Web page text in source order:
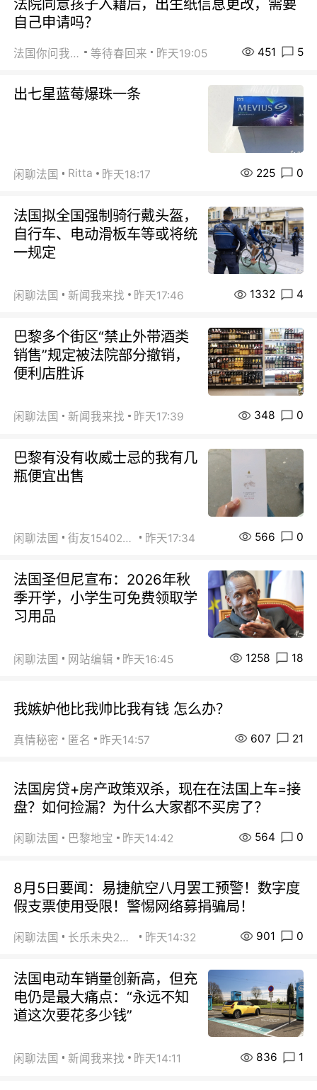
法院同意孩子入籍后，出生纸信息更改，需要
自己申请吗？
法国你问我答 等待春回来 昨天19:05 451 5
出七星蓝莓爆珠一条
闲聊法国 Ritta 昨天18:17 225 0
法国拟全国强制骑行戴头盔，
自行车、电动滑板车等或将统
一规定
闲聊法国 新闻我来找 昨天17:46 1332 4
巴黎多个街区“禁止外带酒类
销售”规定被法院部分撤销，
便利店胜诉
闲聊法国 新闻我来找 昨天17:39 348 0
巴黎有没有收威士忌的我有几
瓶便宜出售
闲聊法国 街友15402223 昨天17:34 566 0
法国圣但尼宣布：2026年秋
季开学，小学生可免费领取学
习用品
闲聊法国 网站编辑 昨天16:45 1258 18
我嫉妒他比我帅比我有钱 怎么办？
真情秘密 匿名 昨天14:57 607 21
法国房贷+房产政策双杀，现在在法国上车=接
盘？如何捡漏？为什么大家都不买房了？
闲聊法国 巴黎地宝 昨天14:42 564 0
8月5日要闻：易捷航空八月罢工预警！数字度
假支票使用受限！警惕网络募捐骗局！
闲聊法国 长乐未央2015 昨天14:32 901 0
法国电动车销量创新高，但充
电仍是最大痛点：“永远不知
道这次要花多少钱”
闲聊法国 新闻我来找 昨天14:11 836 1